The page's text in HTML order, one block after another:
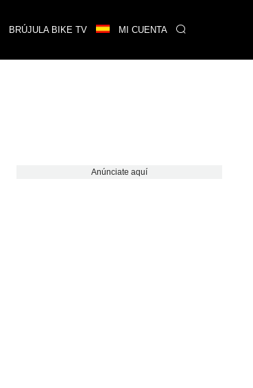
BRÚJULA BIKE TV MI CUENTA
Anúnciate aquí